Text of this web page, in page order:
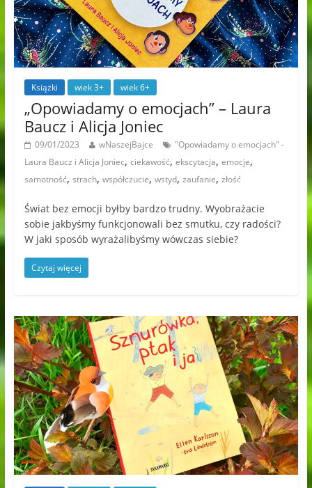
Książki wiek 3+ wiek 6+
„Opowiadamy o emocjach” – Laura
Baucz i Alicja Joniec
09/01/2023 wNaszejBajce
"Opowiadamy o emocjach" -
Laura Baucz i Alicja Joniec, ciekawość, ekscytacja, emocje,
samotność, strach, współczucie, wstyd, zaufanie, złość
Świat bez emocji byłby bardzo trudny. Wyobrażacie
sobie jakbyśmy funkcjonowali bez smutku, czy radości?
W jaki sposób wyrażalibyśmy wówczas siebie?
Czytaj więcej